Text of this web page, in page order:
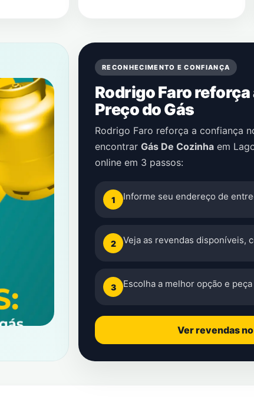
RECONHECIMENTO E CONFIANÇA
Rodrigo Faro
Preço do Gás
Rodrigo Faro reforça a confiança
encontrar Gás De Cozinha em
online em 3 passos:
1 Informe seu endereço de
2 Veja as revendas disponíveis,
3 Escolha a melhor opção e
Ver revendas